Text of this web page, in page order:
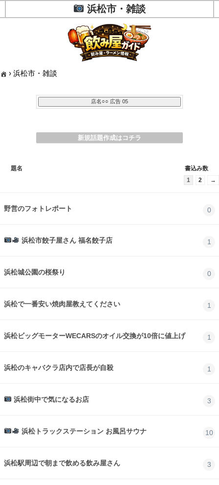
浜松市・雑談
› 浜松市・雑談
新規話題作成はコチラ
題名
書込み数
1
2 →
野営のフォトレポート 0
浜松市餃子屋さん 福名餃子店 1
浜松城公園の桜祭り 0
浜松で一番安い焼肉屋教えてください 1
浜松ビッグモーターWECARSのオイル交換が10倍に値上げ 1
浜松のキャバクラ店内で店長が自殺 1
浜松街中で気になるお店 3
浜松トラックステーション お風呂サウナ 10
浜松駅周辺で朝まで飲める飲み屋さん 3